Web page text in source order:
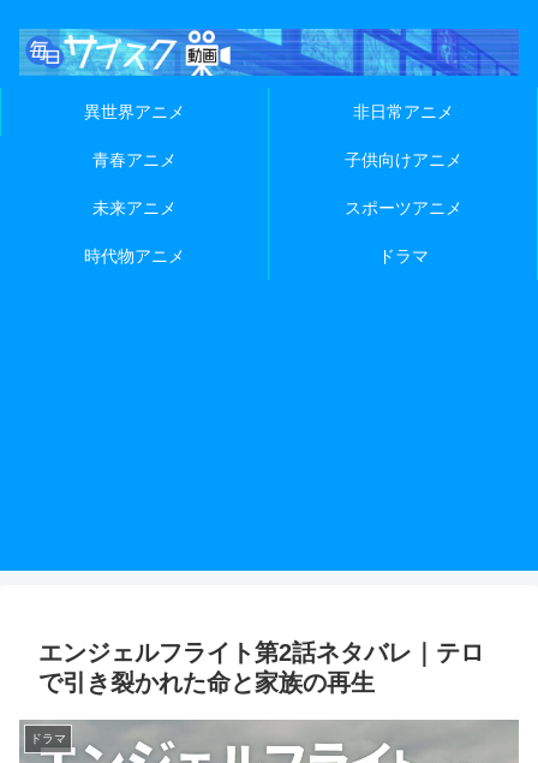
異世界アニメ 非日常アニメ
青春アニメ 子供向けアニメ
未来アニメ スポーツアニメ
時代物アニメ ドラマ
エンジェルフライト第2話ネタバレ｜テロ
で引き裂かれた命と家族の再生
ドラマ